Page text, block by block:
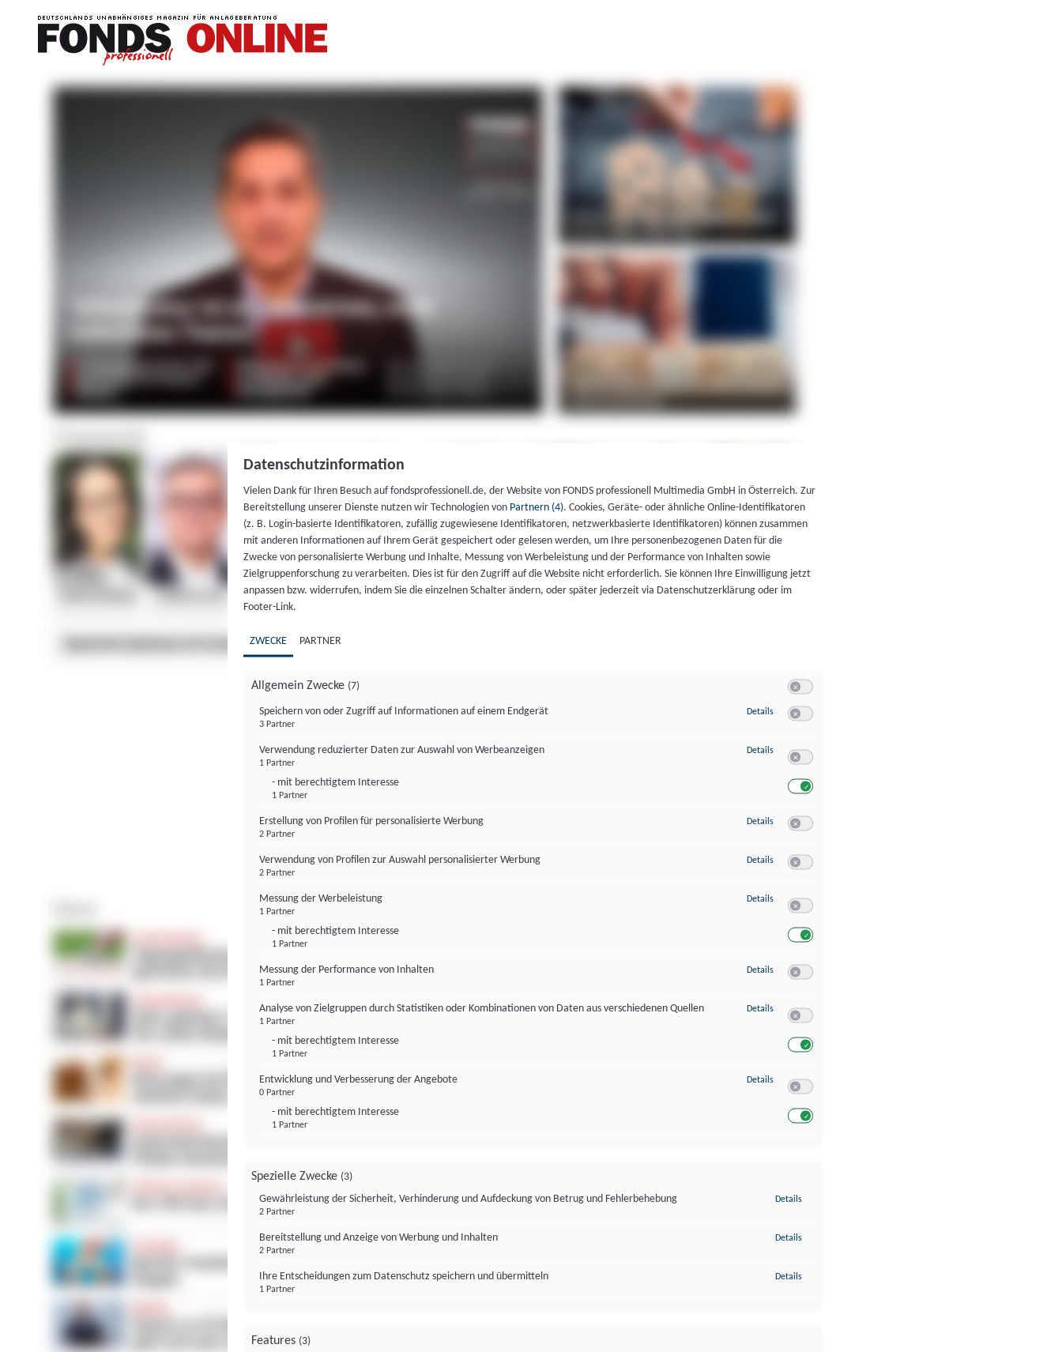
Datenschutzinformation
Vielen Dank für Ihren Besuch auf fondsprofessionell.de, der Website von FONDS professionell Multimedia GmbH in Österreich. Zur
Bereitstellung unserer Dienste nutzen wir Technologien von Partnern (4). Cookies, Geräte- oder ähnliche Online-Identifikatoren
(z. B. Login-basierte Identifikatoren, zufällig zugewiesene Identifikatoren, netzwerkbasierte Identifikatoren) können zusammen
mit anderen Informationen auf Ihrem Gerät gespeichert oder gelesen werden, um Ihre personenbezogenen Daten für die
Zwecke von personalisierte Werbung und Inhalte, Messung von Werbeleistung und der Performance von Inhalten sowie
Zielgruppenforschung zu verarbeiten. Dies ist für den Zugriff auf die Website nicht erforderlich. Sie können Ihre Einwilligung jetzt
anpassen bzw. widerrufen, indem Sie die einzelnen Schalter ändern, oder später jederzeit via Datenschutzerklärung oder im
Footer-Link.
ZWECKE PARTNER
Allgemein Zwecke (7)
Speichern von oder Zugriff auf Informationen auf einem Endgerät
3 Partner
Details zu Speichern von oder Zugriff auf Informationen auf einem Endgerät
Verwendung reduzierter Daten zur Auswahl von Werbeanzeigen
1 Partner
- mit berechtigtem Interesse
1 Partner
Details zu Verwendung reduzierter Daten zur Auswahl von Werbeanzeigen
Erstellung von Profilen für personalisierte Werbung
2 Partner
Details zu Erstellung von Profilen für personalisierte Werbung
Verwendung von Profilen zur Auswahl personalisierter Werbung
2 Partner
Details zu Verwendung von Profilen zur Auswahl personalisierter Werbung
Messung der Werbeleistung
1 Partner
- mit berechtigtem Interesse
1 Partner
Details zu Messung der Werbeleistung
Messung der Performance von Inhalten
1 Partner
Details zu Messung der Performance von Inhalten
Analyse von Zielgruppen durch Statistiken oder Kombinationen von Daten aus verschiedenen Quellen
1 Partner
- mit berechtigtem Interesse
1 Partner
Details zu Analyse von Zielgruppen durch Statistiken oder Kombinationen von
Entwicklung und Verbesserung der Angebote
0 Partner
- mit berechtigtem Interesse
1 Partner
Details zu Entwicklung und Verbesserung der Angebote
Spezielle Zwecke (3)
Gewährleistung der Sicherheit, Verhinderung und Aufdeckung von Betrug und Fehlerbehebung
2 Partner
Details
Bereitstellung und Anzeige von Werbung und Inhalten
2 Partner
Details
Ihre Entscheidungen zum Datenschutz speichern und übermitteln
1 Partner
Details
Features (3)